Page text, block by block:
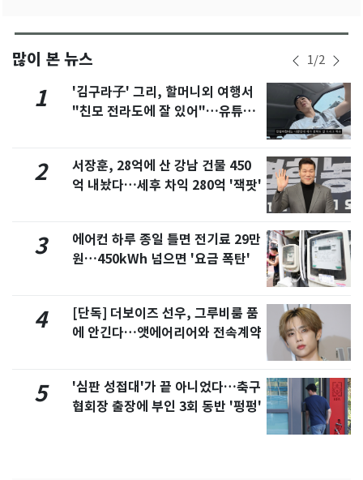
많이 본 뉴스 1/2
1
'김구라子' 그리, 할머니외 여행서
"친모 전라도에 잘 있어"…유튜브
2
서장훈, 28억에 산 강남 건물 450
억 내놨다…세후 차익 280억 '잭팟'
3
에어컨 하루 종일 틀면 전기료 29만
원…450kWh 넘으면 '요금 폭탄'
4
[단독] 더보이즈 선우, 그루비룸 품
에 안긴다…앳에어리어와 전속계약
5
'심판 성접대'가 끝 아니었다…축구
협회장 출장에 부인 3회 동반 '펑펑'